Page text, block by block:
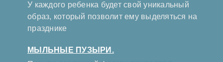
У каждого ребенка будет свой уникальный
образ, который позволит ему выделяться на
празднике
МЫЛЬНЫЕ ПУЗЫРИ.